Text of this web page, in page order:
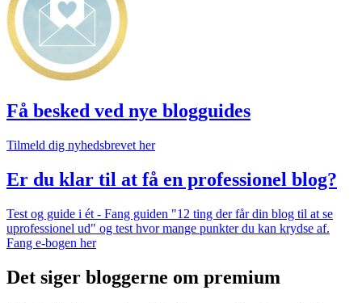
Få besked ved nye blogguides
Tilmeld dig nyhedsbrevet her
Er du klar til at få en professionel blog?
Test og guide i ét - Fang guiden "12 ting der får din blog til at se
uprofessionel ud" og test hvor mange punkter du kan krydse af.
Fang e-bogen her
Det siger bloggerne om premium